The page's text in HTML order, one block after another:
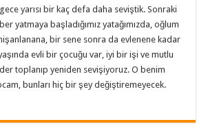
yarısı bir kaç defa daha seviştik. Sonraki
yatmaya başladığımız yatağımızda, oğlum
bir sene sonra da evlenene kadar
evli bir çocuğu var, iyi bir işi ve mutlu
toplanıp yeniden sevişiyoruz. O benim
bunları hiç bir şey değiştiremeyecek.